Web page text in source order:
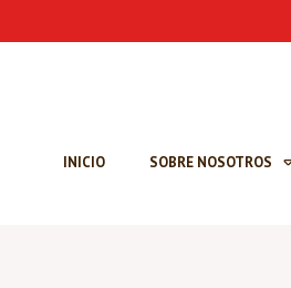
INICIO SOBRE NOSOTROS